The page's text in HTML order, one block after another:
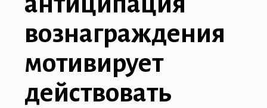
вознаграждения
мотивирует
действовать